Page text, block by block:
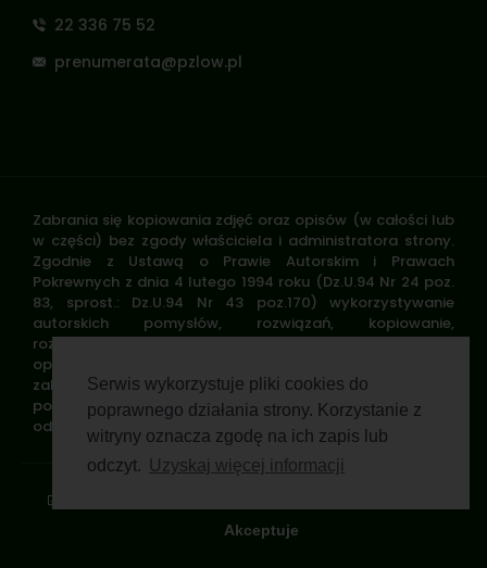
Serwis wykorzystuje pliki cookies do
poprawnego działania strony. Korzystanie z
witryny oznacza zgodę na ich zapis lub
odczyt.
Uzyskaj więcej informacji
Akceptuje
22 336 75 52
prenumerata@pzlow.pl
Zabrania się kopiowania zdjęć oraz opisów (w całości lub
w części) bez zgody właściciela i administratora strony.
Zgodnie z Ustawą o Prawie Autorskim i Prawach
Pokrewnych z dnia 4 lutego 1994 roku (Dz.U.94 Nr 24 poz.
83, sprost.: Dz.U.94 Nr 43 poz.170) wykorzystywanie
autorskich pomysłów, rozwiązań, kopiowanie,
rozpowszechnianie zdjęć, fragmentów grafiki, tekstów
opisów w celach zarobkowych, bez zezwolenia autora jest
zabronione i stanowi naruszenie praw autorskich oraz
podlega karze. Znaki towarowe i graficzne są własnością
odpowiednich firm i/lub instytucji.
© 2026 Polski Związek Łowiecki. All rights reserved